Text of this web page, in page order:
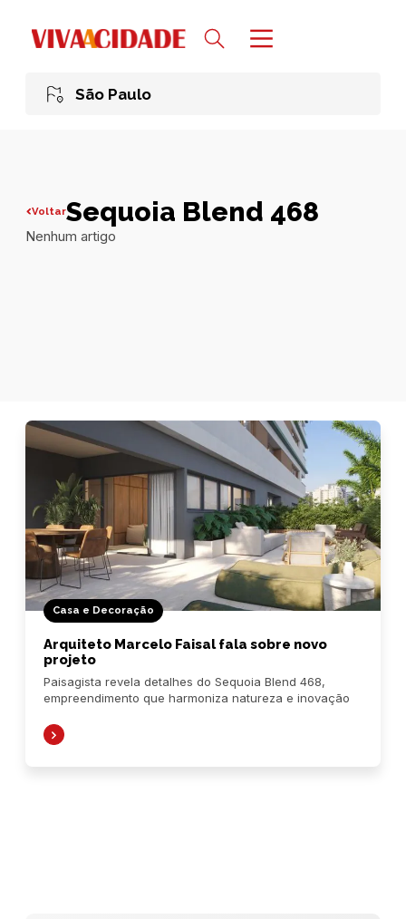
São Paulo
VoltarSequoia Blend 468
Nenhum artigo
Casa e Decoração
Arquiteto Marcelo Faisal fala sobre novo
projeto
Paisagista revela detalhes do Sequoia Blend 468,
empreendimento que harmoniza natureza e inovação